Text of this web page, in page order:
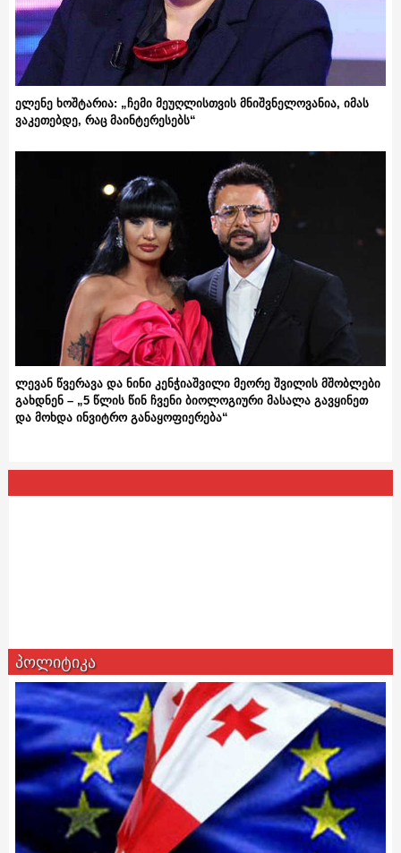
ელენე ხოშტარია: „ჩემი მეუღლისთვის მნიშვნელოვანია, იმას
ვაკეთებდე, რაც მაინტერესებს“
ლევან წვერავა და ნინი კენჭიაშვილი მეორე შვილის მშობლები
გახდნენ – „5 წლის წინ ჩვენი ბიოლოგიური მასალა გავყინეთ
და მოხდა ინვიტრო განაყოფიერება“
პოლიტიკა